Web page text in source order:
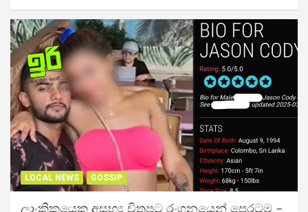
LOCAL NEWS GOSSIP
ලාංකිකයෙකු අසභ්‍ය චිත්‍රපට රංගනයෙන් පෙරටම –